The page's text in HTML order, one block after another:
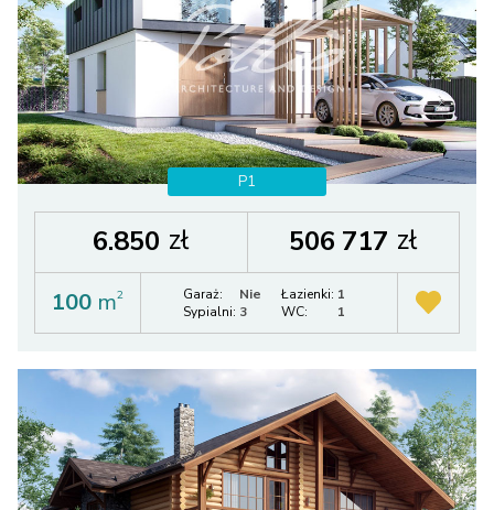
P1
6.850 zł 506 717 zł
100 m2 Garaż:
Nie
Sypialni: 3
Łazienki: 1
WC:
1